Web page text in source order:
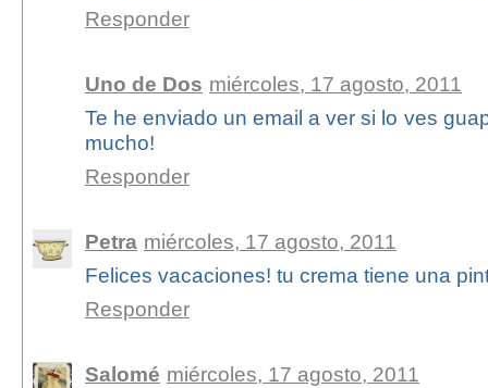
Responder
Uno de Dos miércoles, 17 agosto, 2011
Te he enviado un email a ver si lo ves
mucho!
Responder
Petra miércoles, 17 agosto, 2011
Felices vacaciones! tu crema tiene una
Responder
Salomé miércoles, 17 agosto, 2011